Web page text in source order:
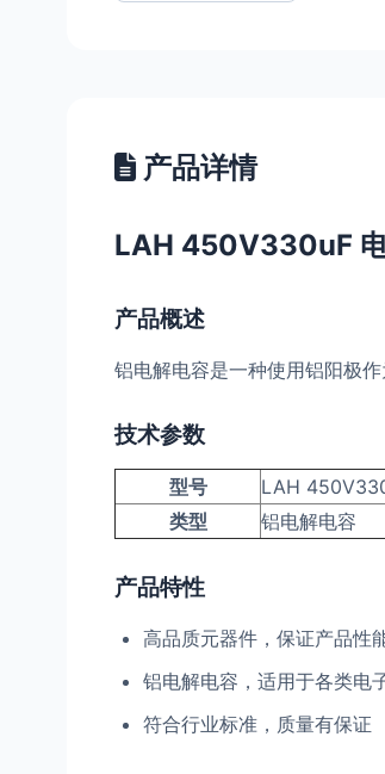
产品详情
LAH 450V330uF
产品概述
铝电解电容是一种使用铝阳极
技术参数
型号
LAH
类型
铝电解电容
产品特性
高品质元器件，保证产品性
铝电解电容，适用于各类电
符合行业标准，质量有保证